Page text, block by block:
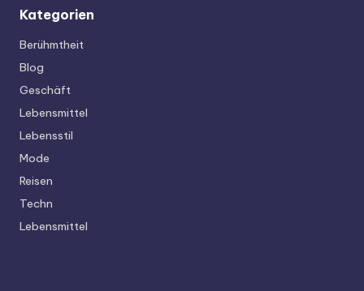
Kategorien
Berühmtheit
Blog
Geschäft
Lebensmittel
Lebensstil
Mode
Reisen
Techn
Lebensmittel